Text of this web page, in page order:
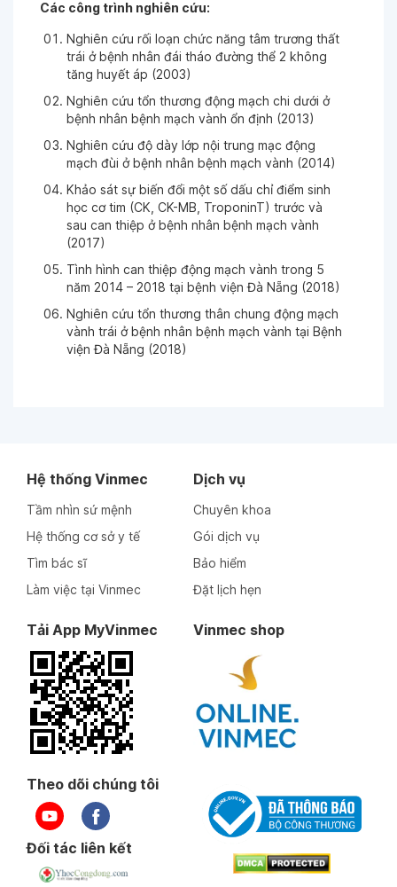
Các công trình nghiên cứu:
Nghiên cứu rối loạn chức năng tâm trương thất
trái ở bệnh nhân đái tháo đường thể 2 không
tăng huyết áp (2003)
Nghiên cứu tổn thương động mạch chi dưới ở
bệnh nhân bệnh mạch vành ổn định (2013)
Nghiên cứu độ dày lớp nội trung mạc động
mạch đùi ở bệnh nhân bệnh mạch vành (2014)
Khảo sát sự biến đổi một số dấu chỉ điểm sinh
học cơ tim (CK, CK-MB, TroponinT) trước và
sau can thiệp ở bệnh nhân bệnh mạch vành
(2017)
Tình hình can thiệp động mạch vành trong 5
năm 2014 – 2018 tại bệnh viện Đà Nẵng (2018)
Nghiên cứu tổn thương thân chung động mạch
vành trái ở bệnh nhân bệnh mạch vành tại Bệnh
viện Đà Nẵng (2018)
Ngày 23-09-2025
Bác sĩ tư vấn nhiệt tình
Ngày 26-06-2025
Ngày 25-06-2025
Ngày 23-06-2025
Ngày 23-06-2025
Ngày 20-06-2025
Hệ thống Vinmec
Tầm nhìn sứ mệnh
Hệ thống cơ sở y tế
Tìm bác sĩ
Làm việc tại Vinmec
Dịch vụ
Chuyên khoa
Gói dịch vụ
Bảo hiểm
Đặt lịch hẹn
Tải App MyVinmec Vinmec shop
Theo dõi chúng tôi
Đối tác liên kết